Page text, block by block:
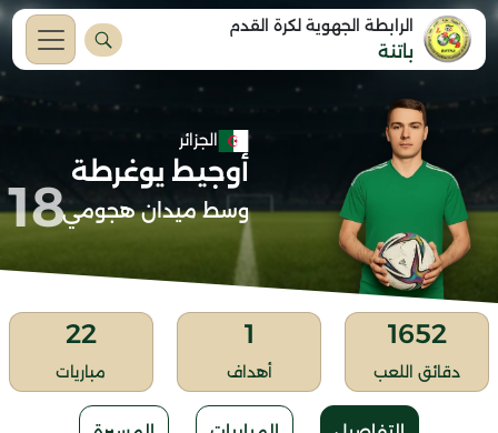
الرابطة الجهوية لكرة القدم
باتنة
الجزائر
أوجيط يوغرطة
وسط ميدان هجومي18
1652
دقائق اللعب
1
أهداف
22
مباريات